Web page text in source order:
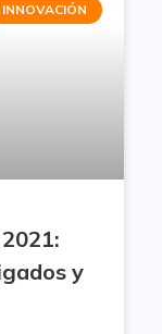
INNOVACIÓN
y